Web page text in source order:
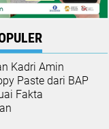
Kadri Amin
Paste dari BAP
Fakta